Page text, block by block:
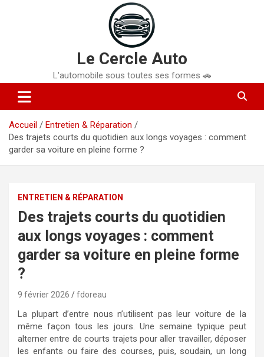
Le Cercle Auto
L'automobile sous toutes ses formes 🚗
Accueil
Entretien & Réparation
Des trajets courts du quotidien aux longs voyages : comment
garder sa voiture en pleine forme ?
ENTRETIEN & RÉPARATION
Des trajets courts du quotidien
aux longs voyages : comment
garder sa voiture en pleine forme
?
9 février 2026 fdoreau
La plupart d’entre nous n’utilisent pas leur voiture de la
même façon tous les jours. Une semaine typique peut
alterner entre de courts trajets pour aller travailler, déposer
les enfants ou faire des courses, puis, soudain, un long